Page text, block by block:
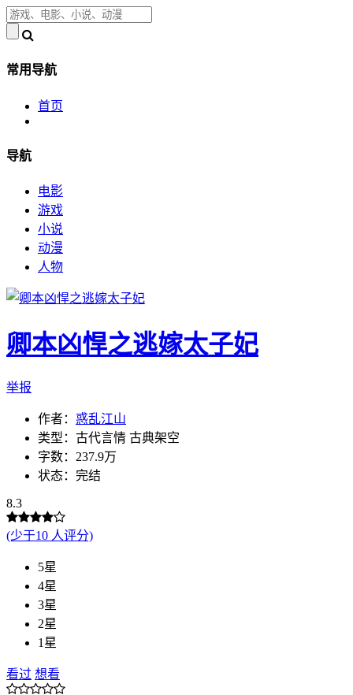
常用导航
首页
导航
电影
游戏
小说
动漫
人物
卿本凶悍之逃嫁太子妃
举报
作者： 惑乱江山
类型：古代言情 古典架空
字数：237.9万
状态：完结
8.3
(少于10 人评分)
5星
4星
3星
2星
1星
看过 想看